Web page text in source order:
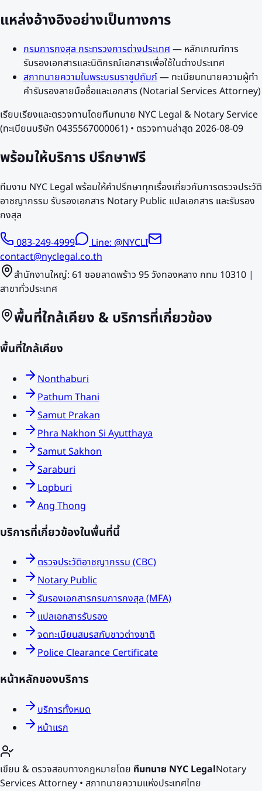
แหล่งอ้างอิงอย่างเป็นทางการ
กรมการกงสุล กระทรวงการต่างประเทศ— หลักเกณฑ์การ
รับรองเอกสารและนิติกรณ์เอกสารเพื่อใช้ในต่างประเทศ
สภาทนายความในพระบรมราชูปถัมภ์— ทะเบียนทนายความผู้ทำ
คำรับรองลายมือชื่อและเอกสาร (Notarial Services Attorney)
เรียบเรียงและตรวจทานโดยทีมทนาย NYC Legal & Notary Service
(ทะเบียนบริษัท 0435567000061) • ตรวจทานล่าสุด 2026-08-09
พร้อมให้บริการปรึกษาฟรี
ทีมงาน NYC Legal พร้อมให้คำปรึกษาทุกเรื่องเกี่ยวกับการตรวจประวัติ
อาชญากรรม รับรองเอกสาร Notary Public แปลเอกสาร และรับรอง
กงสุล
083-249-4999
Line: @NYCLI
contact@nyclegal.co.th
สำนักงานใหญ่: 61 ซอยลาดพร้าว 95 วังทองหลาง กทม 10310 |
สาขาทั่วประเทศ
พื้นที่ใกล้เคียง & บริการที่เกี่ยวข้อง
พื้นที่ใกล้เคียง
Nonthaburi
Pathum Thani
Samut Prakan
Phra Nakhon Si Ayutthaya
Samut Sakhon
Saraburi
Lopburi
Ang Thong
บริการที่เกี่ยวข้องในพื้นที่นี้
ตรวจประวัติอาชญากรรม (CBC)
Notary Public
รับรองเอกสารกรมการกงสุล (MFA)
แปลเอกสารรับรอง
จดทะเบียนสมรสกับชาวต่างชาติ
Police Clearance Certificate
หน้าหลักของบริการ
บริการทั้งหมด
หน้าแรก
เขียน & ตรวจสอบทางกฎหมายโดย ทีมทนาย NYC LegalNotary
Services Attorney • สภาทนายความแห่งประเทศไทย